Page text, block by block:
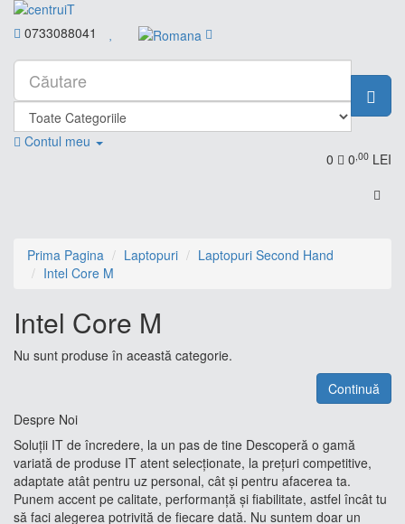
0733088041
Contul meu
0
0,00 LEI
Prima Pagina Laptopuri
Laptopuri Second Hand
Intel Core M
Intel Core M
Nu sunt produse în această categorie.
Continuă
Despre Noi
Soluții IT de încredere, la un pas de tine Descoperă o gamă
variată de produse IT atent selecționate, la prețuri competitive,
adaptate atât pentru uz personal, cât și pentru afacerea ta.
Punem accent pe calitate, performanță și fiabilitate, astfel încât tu
să faci alegerea potrivită de fiecare dată. Nu suntem doar un